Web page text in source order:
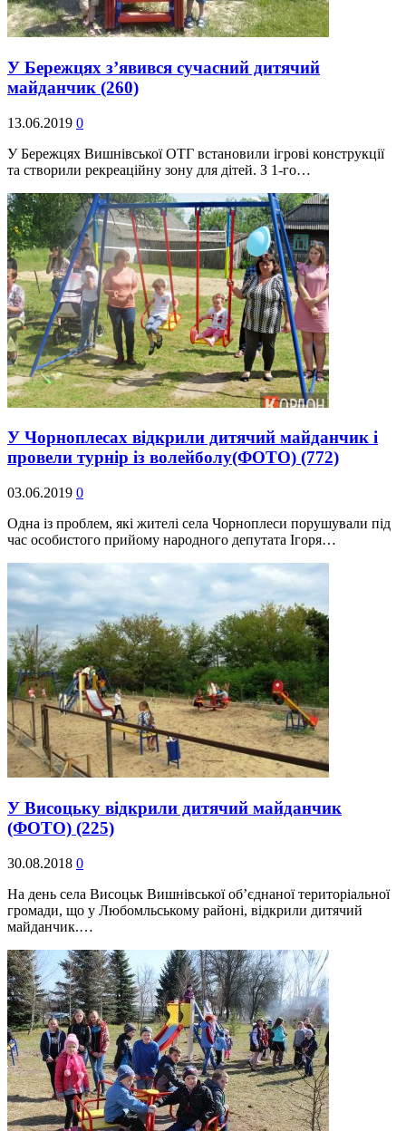
У Бережцях з’явився сучасний дитячий
майданчик (260)
13.06.2019 0
У Бережцях Вишнівської ОТГ встановили ігрові конструкції
та створили рекреаційну зону для дітей. З 1-го…
У Чорноплесах відкрили дитячий майданчик і
провели турнір із волейболу(ФОТО) (772)
03.06.2019 0
Одна із проблем, які жителі села Чорноплеси порушували під
час особистого прийому народного депутата Ігоря…
У Висоцьку відкрили дитячий майданчик
(ФОТО) (225)
30.08.2018 0
На день села Висоцьк Вишнівської об’єднаної територіальної
громади, що у Любомльському районі, відкрили дитячий
майданчик.…